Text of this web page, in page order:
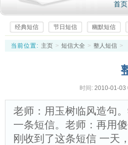
首页
经典短信 节日短信 幽默短信
当前位置: 主页 > 短信大全 > 整人短信 >
时间: 2010-01-03
老师：用玉树临风造句
一条短信。老师：再用
刚收到了这条短信 一天